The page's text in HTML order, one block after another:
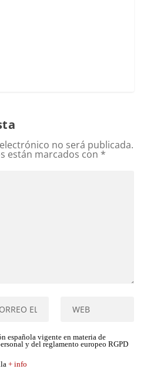
no será publicada.
están marcados con *
española vigente en materia de
y del reglamento europeo RGPD
+ info